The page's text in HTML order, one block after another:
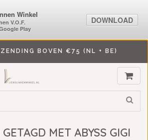
BOVEN €75 (NL + BE)
MET ABYSS GIGI
V.O.F.
Play
DOWNLOAD
Winkel
V.O.F.
Play
DOWNLOAD